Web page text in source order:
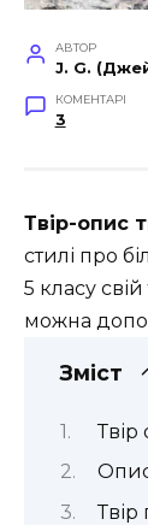
АВТОР
J. G.
КОМЕНТАРІ
3
Твір-опис
стилі про
5 класу свій
можна
Зміст
Твір
Твір